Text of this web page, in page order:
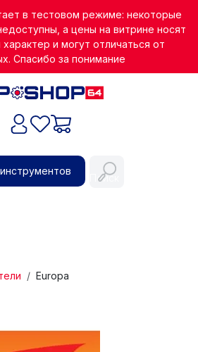
в тестовом режиме: некоторые
а цены на витрине носят
и могут отличаться от
Спасибо за понимание
Поиск
Europa